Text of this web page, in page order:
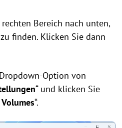
Bereich nach unten,
finden. Klicken Sie dann
Option von
“ und klicken Sie
“.